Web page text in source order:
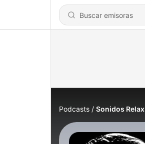
Podcasts Sonidos Relax